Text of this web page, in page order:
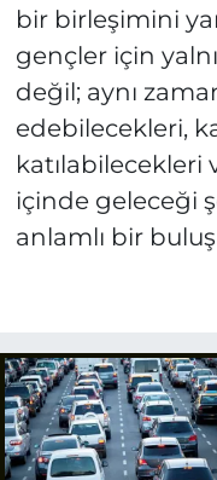
bir birleşimini
gençler için
değil; aynı
edebilecekleri,
katılabilecekleri
içinde geleceği
anlamlı bir